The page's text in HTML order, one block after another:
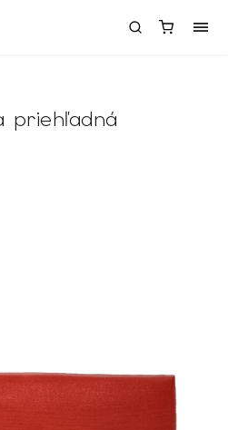
priehľadná